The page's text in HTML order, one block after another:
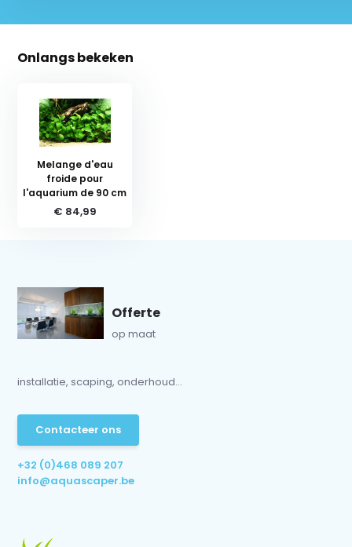
Onlangs bekeken
Melange d'eau
froide pour
l'aquarium de 90 cm
€ 84,99
Offerte
op maat
installatie, scaping, onderhoud...
Contacteer ons
+32 (0)468 089 207
info@aquascaper.be